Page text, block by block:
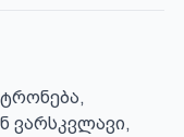
ვარსკვლავი,